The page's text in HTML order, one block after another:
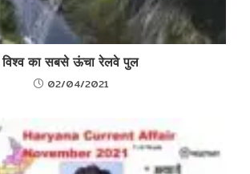
विश्व का सबसे ऊंचा रेलवे पुल
02/04/2021